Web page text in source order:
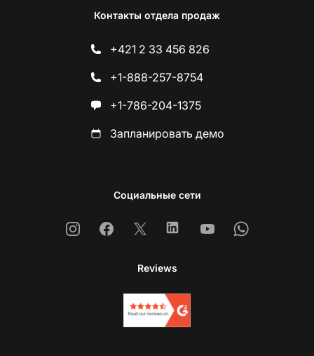
Контакты отдела продаж
+421 2 33 456 826
+1-888-257-8754
+1-786-204-1375
Запланировать демо
Социальные сети
InstagramFacebook
X LinkedinYoutubeWhatsapp
Reviews